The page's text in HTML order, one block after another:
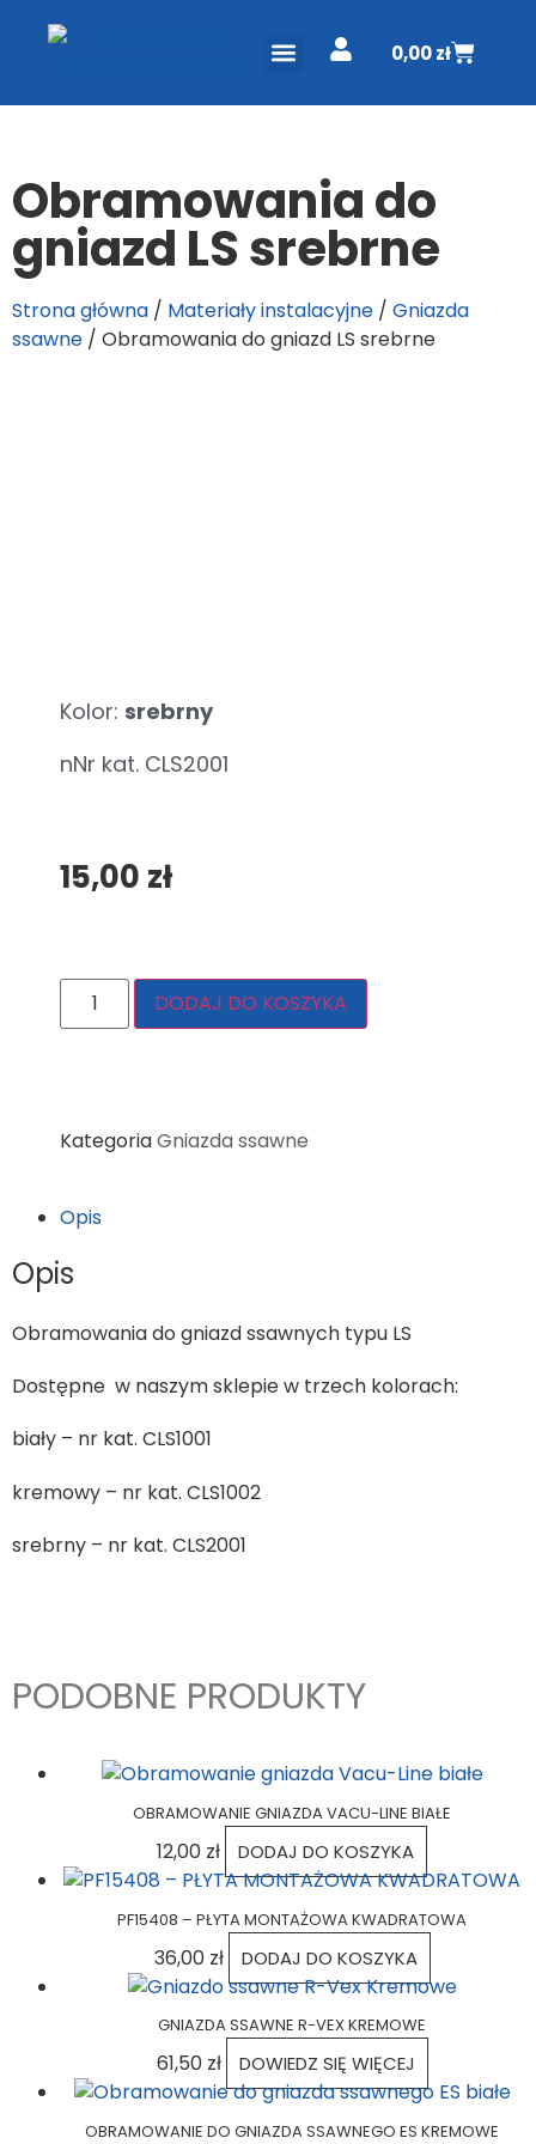
0,00zł
Obramowania do
gniazd LS srebrne
Strona główna / Materiały instalacyjne / Gniazda
ssawne / Obramowania do gniazd LS srebrne
Kolor: srebrny
nNr kat. CLS2001
15,00 zł
DODAJ DO KOSZYKA
KategoriaGniazda ssawne
Opis
Opis
Obramowania do gniazd ssawnych typu LS
Dostępne w naszym sklepie w trzech kolorach:
biały – nr kat. CLS1001
kremowy – nr kat. CLS1002
srebrny – nr kat. CLS2001
PODOBNE PRODUKTY
OBRAMOWANIE GNIAZDA VACU-LINE BIAŁE
12,00 zł DODAJ DO KOSZYKA
PF15408 – PŁYTA MONTAŻOWA KWADRATOWA
36,00 zł DODAJ DO KOSZYKA
GNIAZDA SSAWNE R-VEX KREMOWE
61,50 zł DOWIEDZ SIĘ WIĘCEJ
OBRAMOWANIE DO GNIAZDA SSAWNEGO ES KREMOWE